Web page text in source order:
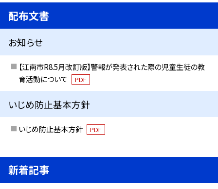
配布文書
お知らせ
【江南市R8.5月改訂版】警報が発表された際の児童生徒の教
育活動について
PDF
いじめ防止基本方針
いじめ防止基本方針 PDF
新着記事